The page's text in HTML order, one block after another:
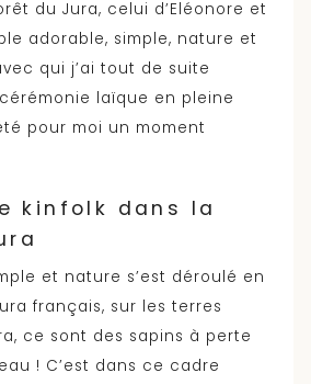
du Jura, celui d’Eléonore et
adorable, simple, nature et
qui j’ai tout de suite
laïque en pleine
pour moi un moment
kinfolk dans la
et nature s’est déroulé en
français, sur les terres
ce sont des sapins à perte
! C’est dans ce cadre